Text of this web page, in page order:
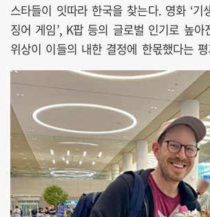
스타들이 잇따라 한국을 찾는다. 영화 ‘기
징어 게임’, K팝 등의 글로벌 인기로 높아
위상이 이들의 내한 결정에 한몫했다는